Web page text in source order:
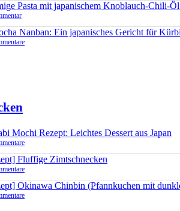
Pasta mit japanischem Knoblauch-Chili-
Nanban: Ein japanisches Gericht für
Mochi Rezept: Leichtes Dessert aus Japan
Fluffige Zimtschnecken
Okinawa Chinbin (Pfannkuchen mit